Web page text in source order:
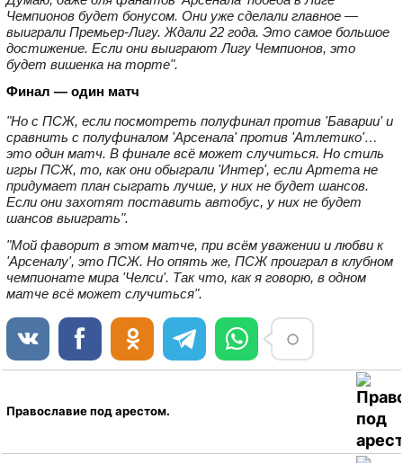
Чемпионов будет бонусом. Они уже сделали главное —
выиграли Премьер‑Лигу. Ждали 22 года. Это самое большое
достижение. Если они выиграют Лигу Чемпионов, это
будет вишенка на торте".
Финал — один матч
"Но с ПСЖ, если посмотреть полуфинал против 'Баварии' и
сравнить с полуфиналом 'Арсенала' против 'Атлетико'…
это один матч. В финале всё может случиться. Но стиль
игры ПСЖ, то, как они обыграли 'Интер', если Артета не
придумает план сыграть лучше, у них не будет шансов.
Если они захотят поставить автобус, у них не будет
шансов выиграть".
"Мой фаворит в этом матче, при всём уважении и любви к
'Арсеналу', это ПСЖ. Но опять же, ПСЖ проиграл в клубном
чемпионате мира 'Челси'. Так что, как я говорю, в одном
матче всё может случиться".
Православие под арестом.